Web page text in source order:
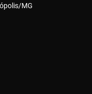
MG